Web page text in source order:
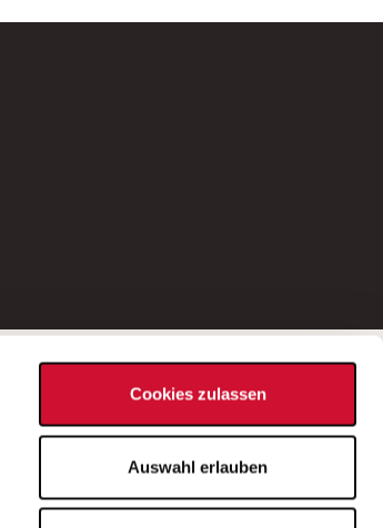
Cookies zulassen
Auswahl erlauben
Bei Fragen zu einer Stellenausschreibung
wenden Sie sich bitte an die*den in der
Stellenausschreibung genannte*n